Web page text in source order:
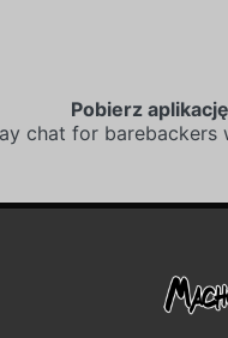
Pobierz
chat for